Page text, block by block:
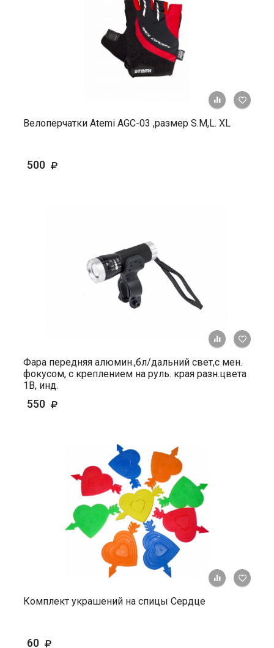
+ К
Велоперчатки Atemi AGC-03 ,размер S.М,L. ХL
500
+ К
Фара передняя алюмин.,бл/дальний свет,с мен.
фокусом, с креплением на руль. края разн.цвета
1В, инд.
550
+ К
Комплект украшений на спицы Сердце
60